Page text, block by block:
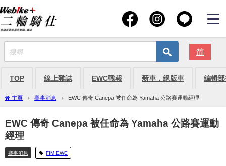
简
TOP 線上雜誌 EWC戰報 新車．絕版車 編輯
主頁 賽事消息 EWC 傳奇 Canepa 被任命為 Yamaha 公路賽運動經理
EWC 傳奇 Canepa 被任命為 Yamaha 公路賽運動
經理
賽事消息 FIM EWC